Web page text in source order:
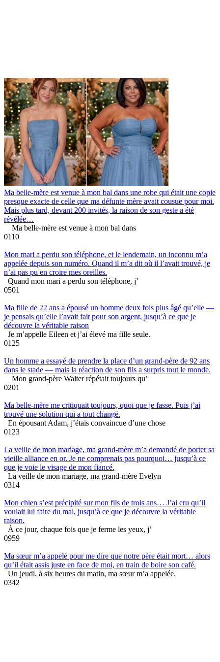
Ma belle-mère est venue à mon bal dans une robe qui était une copie
presque exacte de celle que ma défunte mère avait cousue pour moi.
Mais plus tard, devant 200 invités, la raison de son geste a été
révélée…
Ma belle-mère est venue à mon bal dans
0110
Mon mari a perdu son téléphone, et le lendemain, un inconnu m’a
appelée depuis son numéro. Quand il m’a dit où il l’avait trouvé, je
n’ai pas pu en croire mes oreilles.
Quand mon mari a perdu son téléphone, j’
0501
Ma fille de 22 ans a épousé un homme deux fois plus âgé qu’elle —
je pensais qu’elle l’avait fait pour son argent, jusqu’à ce que je
découvre la véritable raison
Je m’appelle Eileen et j’ai élevé ma fille seule.
0125
Un homme a essayé de prendre la place d’un grand-père de 92 ans
dans le stade — mais la réaction de son fils a surpris tout le monde.
Mon grand-père Walter répétait toujours qu’
0201
Ma belle-mère me critiquait toujours, quoi que je fasse. Puis j’ai
trouvé une solution qui a tout changé.
En épousant Adam, j’étais convaincue d’une chose
0123
La veille de mon mariage, ma grand-mère m’a demandé de porter sa
vieille alliance en or. Je ne comprenais pas pourquoi… jusqu’à ce
que je voie le visage de mon fiancé.
La veille de mon mariage, ma grand-mère Evelyn
0314
Mon chien s’est précipité sur mon fils de trois ans… J’ai cru qu’il
voulait lui faire du mal, jusqu’à ce que je découvre la véritable
raison.
À ce jour, chaque fois que je ferme les yeux, j’
0959
Ma sœur m’a appelé pour me dire que notre père était mort… alors
qu’il était assis juste en face de moi, en train de boire son café.
Un jeudi, à six heures du matin, ma sœur m’a appelée.
0342